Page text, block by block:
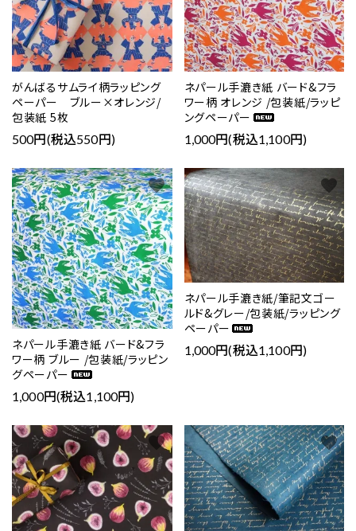
がんばるサムライ柄ラッピング
ペーパー ブルー×オレンジ/
包装紙 5枚
500円(税込550円)
ネパール手漉き紙 バード&フラ
ワー柄 オレンジ /包装紙/ラッピ
ングペーパー
1,000円(税込1,100円)
ネパール手漉き紙 バード&フラ
ワー柄 ブルー /包装紙/ラッピン
グペーパー
1,000円(税込1,100円)
favorite
ネパール手漉き紙/筆記文ゴー
ルド&グレー/包装紙/ラッピング
ペーパー
1,000円(税込1,100円)
favorite
favorite favorite